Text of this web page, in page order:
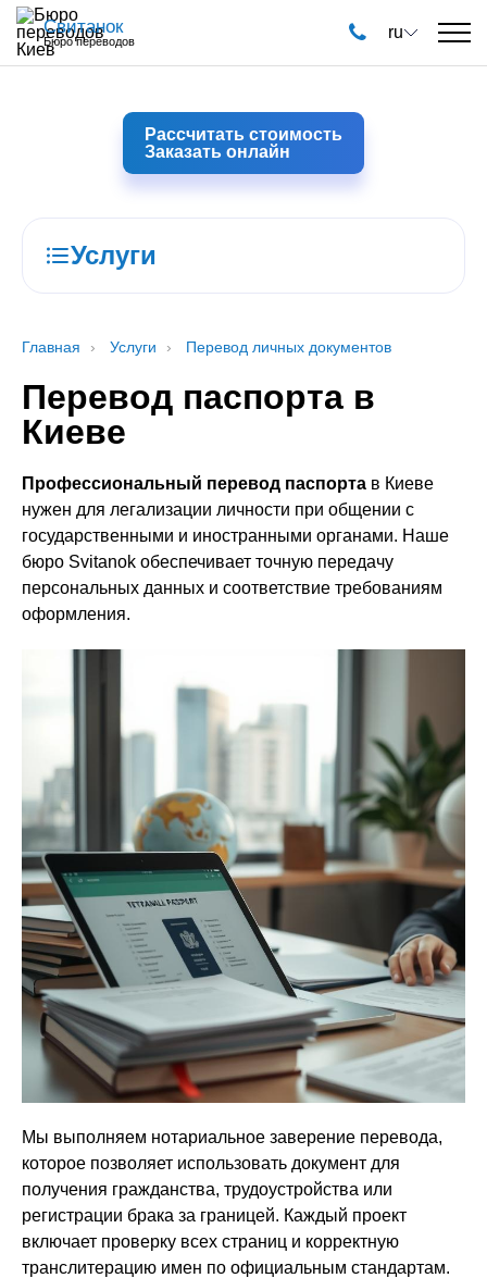
Свитанок
Бюро переводов ru
Рассчитать стоимость
Заказать онлайн
Услуги
Главная Услуги Перевод личных документов
Перевод паспорта в
Киеве
Профессиональный перевод паспорта в Киеве
нужен для легализации личности при общении с
государственными и иностранными органами. Наше
бюро Svitanok обеспечивает точную передачу
персональных данных и соответствие требованиям
оформления.
Мы выполняем нотариальное заверение перевода,
которое позволяет использовать документ для
получения гражданства, трудоустройства или
регистрации брака за границей. Каждый проект
включает проверку всех страниц и корректную
транслитерацию имен по официальным стандартам.